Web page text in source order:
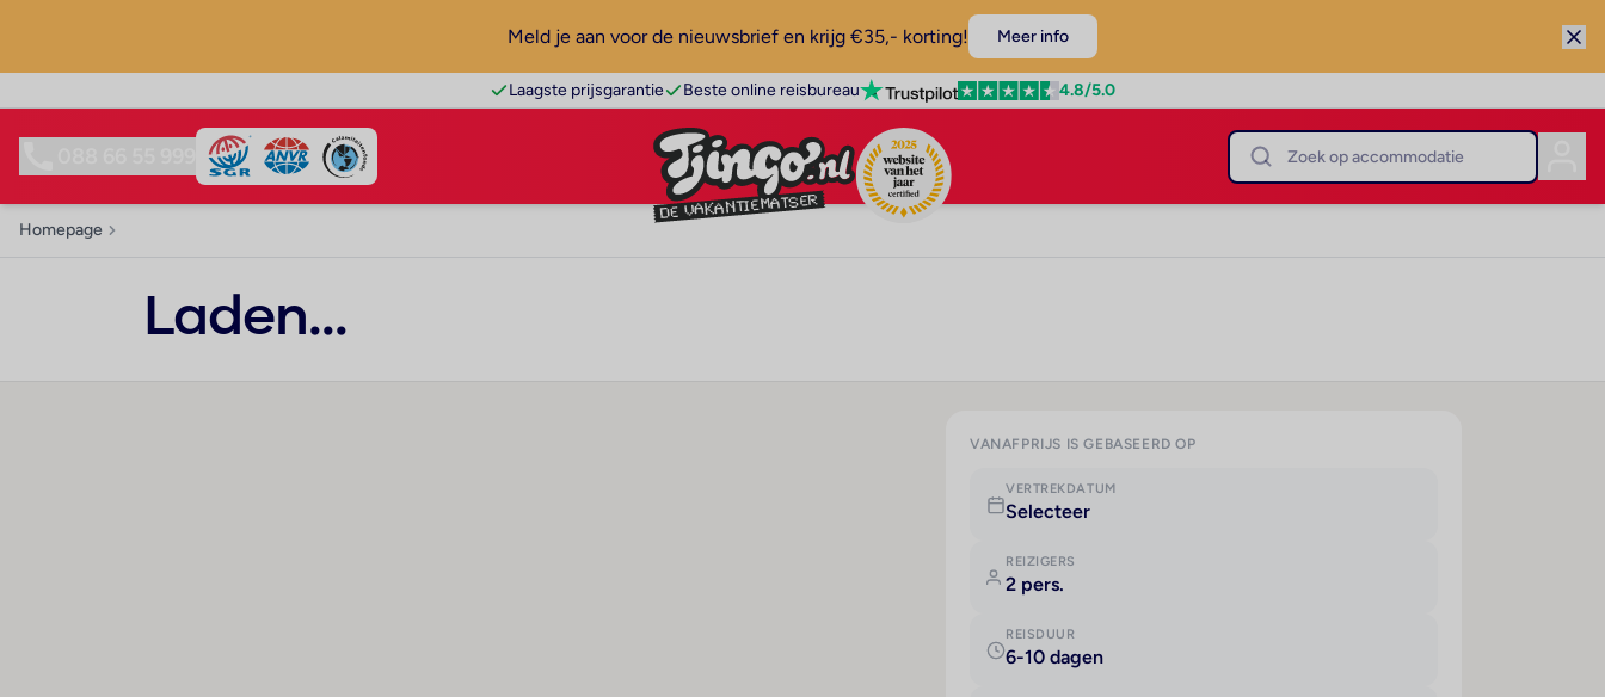
Meld je aan voor de nieuwsbrief en krijg €35,- korting! Meer info
Laagste prijsgarantie Beste online reisbureau 4.8/5.0
Homepage
Laden...
VANAFPRIJS IS GEBASEERD OP
VERTREKDATUM
Selecteer
REIZIGERS
2 pers.
REISDUUR
6-10 dagen